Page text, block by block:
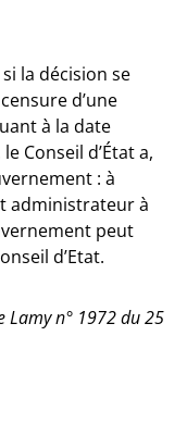
la décision se
d’une
à la date
Conseil d’État a,
: à
administrateur à
peut
d’Etat.
Lamy n° 1972 du 25